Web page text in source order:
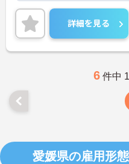
ご興味ある方には、面接対策
詳細をお話しいたしますので
い。
詳細を見る
6 件中
愛媛県の雇用形